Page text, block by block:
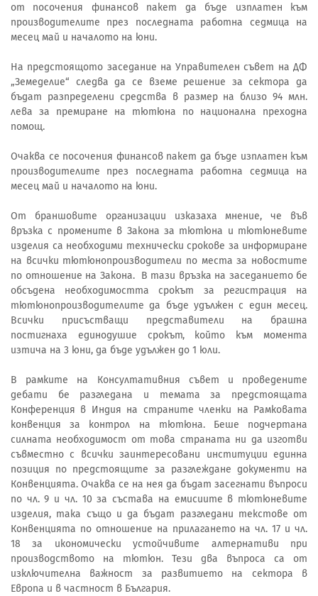
от посочения финансов пакет да бъде изплатен към
производителите през последната работна седмица на
месец май и началото на юни.
На предстоящото заседание на Управителен съвет на ДФ
„Земеделие“ следва да се вземе решение за сектора да
бъдат разпределени средства в размер на близо 94 млн.
лева за премиране на тютюна по национална преходна
помощ.
Очаква се посочения финансов пакет да бъде изплатен към
производителите през последната работна седмица на
месец май и началото на юни.
От браншовите организации изказаха мнение, че във
връзка с промените в Закона за тютюна и тютюневите
изделия са необходими технически срокове за информиране
на всички тютюнопроизводители по места за новостите
по отношение на Закона. В тази връзка на заседанието бе
обсъдена необходимостта срокът за регистрация на
тютюнопроизводителите да бъде удължен с един месец.
Всички присъстващи представители на брашна
постигнаха единодушие срокът, който към момента
изтича на 3 юни, да бъде удължен до 1 юли.
В рамките на Консултативния съвет и проведените
дебати бе разгледана и темата за предстоящата
Конференция в Индия на страните членки на Рамковата
конвенция за контрол на тютюна. Беше подчертана
силната необходимост от това страната ни да изготви
съвместно с всички заинтересовани институции единна
позиция по предстоящите за разглеждане документи на
Конвенцията. Очаква се на нея да бъдат засегнати въпроси
по чл. 9 и чл. 10 за състава на емисиите в тютюневите
изделия, така също и да бъдат разгледани текстове от
Конвенцията по отношение на прилагането на чл. 17 и чл.
18 за икономически устойчивите алтернативи при
производството на тютюн. Тези два въпроса са от
изключителна важност за развитието на сектора в
Европа и в частност в България.